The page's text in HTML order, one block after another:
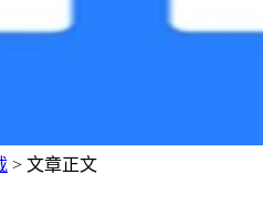
> 文章正文